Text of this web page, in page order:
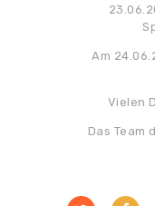
Am
Vielen
Das Team